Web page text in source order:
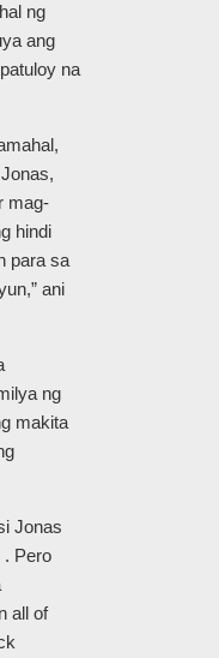
ng
ang
na
mag-
hindi
para sa
ani
ng
makita
Jonas
. Pero
all of